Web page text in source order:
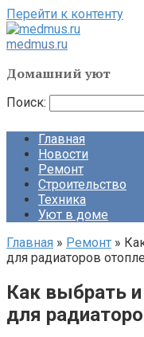
Перейти к контенту
medmus.ru
Домашний уют
Поиск:
Главная
Новости
Ремонт
Строительство
Техника
Уют в доме
Главная » Ремонт »
для радиаторов
Как выбрать
для